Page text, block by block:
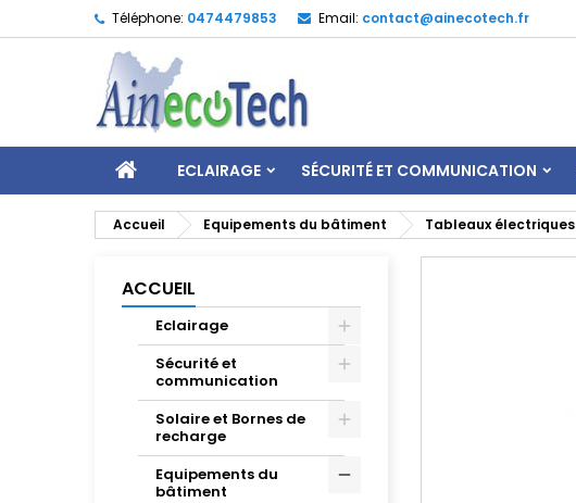
Téléphone: 0474479853 Email: contact@ainecotech.fr
ECLAIRAGE SÉCURITÉ ET COMMUNICATION
Accueil Equipements du bâtiment Tableaux électriques
ACCUEIL
Eclairage
Sécurité et
communication
Solaire et Bornes de
recharge
Equipements du
bâtiment